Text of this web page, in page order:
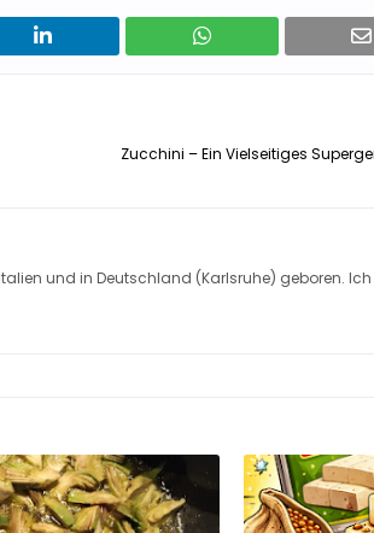
Zucchini – Ein Vielseitiges
und in Deutschland (Karlsruhe) geboren. Ich